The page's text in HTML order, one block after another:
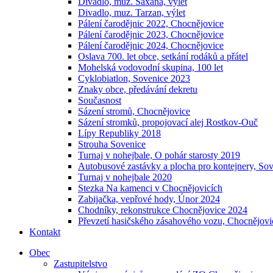
Divadlo, muz. Tarzan, výlet
Pálení čarodějnic 2022, Chocnějovice
Pálení čarodějnic 2023, Chocnějovice
Pálení čarodějnic 2024, Chocnějovice
Oslava 700. let obce, setkání rodáků a přátel
Mohelská vodovodní skupina, 100 let
Cyklobiatlon, Sovenice 2023
Znaky obce, předávání dekretu
Současnost
Sázení stromů, Chocnějovice
Sázení stromků, propojovací alej Rostkov-Ouč
Lípy Republiky 2018
Strouha Sovenice
Turnaj v nohejbale, O pohár starosty 2019
Autobusové zastávky a plocha pro kontejnery,
Turnaj v nohejbale 2020
Stezka Na kamenci v Chocnějovicích
Zabijačka, vepřové hody, Únor 2024
Chodníky, rekonstrukce Chocnějovice 2024
Převzetí hasičského zásahového vozu,
Kontakt
Obec
Zastupitelstvo